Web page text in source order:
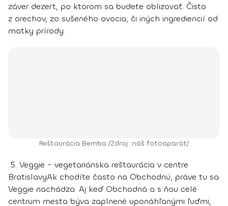
záver dezert, po ktorom sa budete oblizovať. Čisto
z orechov, zo sušeného ovocia, či iných ingrediencií od
matky prírody.
Reštaurácia Bemba /Zdroj: náš fotoaparát/
5. Veggie - vegetariánska reštaurácia v centre
BratislavyAk chodíte často na Obchodnú, práve tu sa
Veggie nachádza. Aj keď Obchodná a s ňou celé
centrum mesta býva zaplnené uponáhľanými ľuďmi,